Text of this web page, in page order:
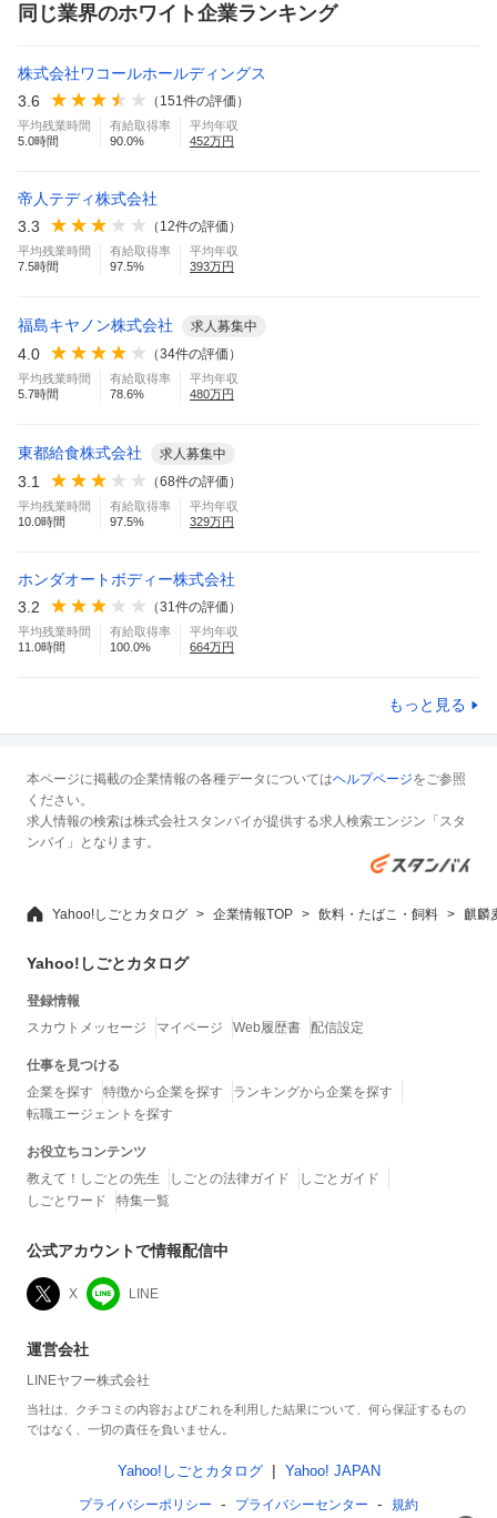
同じ業界のホワイト企業ランキング
株式会社ワコールホールディングス
3.6
（ 151 件の評価）
平均残業時間
5.0時間
有給取得率
90.0%
平均年収
452万円
帝人テディ株式会社
3.3
（ 12件の評価）
平均残業時間
7.5時間
有給取得率
97.5%
平均年収
393万円
福島キヤノン株式会社 求人募集中
4.0 （34件の評価）
平均残業時間
5.7時間
有給取得率
78.6%
平均年収
480万円
東都給食株式会社 求人募集中
3.1 （68件の評価）
平均残業時間
10.0時間
有給取得率
97.5%
平均年収
329万円
ホンダオートボディー株式会社
3.2
（31 件の評価）
平均残業時間
11.0時間
有給取得率
100.0%
平均年収
664万円
もっと見る
本ページに掲載の企業情報の各種データについてはヘルプページをご参照
ください。
求人情報の検索は株式会社スタンバイが提供する求人検索エンジン「スタ
ンバイ」となります。
Yahoo!しごとカタログ 企業情報TOP 飲料・たばこ・飼料 麒麟
Yahoo!しごとカタログ
登録情報
スカウトメッセージ
マイページ Web履歴書 配信設定
仕事を見つける
企業を探す
特徴から企業を探す
ランキングから企業を探す
転職エージェントを探す
お役立ちコンテンツ
教えて！しごとの先生
しごとの法律ガイド
しごとガイド
しごとワード
特集一覧
公式アカウントで情報配信中
X LINE
運営会社
LINEヤフー株式会社
当社は、クチコミの内容およびこれを利用した結果について、何ら保証するもの
ではなく、一切の責任を負いません。
Yahoo!しごとカタログ Yahoo! JAPAN
プライバシーポリシー プライバシーセンター
規約